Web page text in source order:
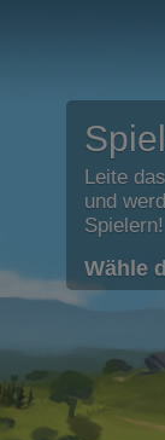
Leite
und
Spielern!
Wähle